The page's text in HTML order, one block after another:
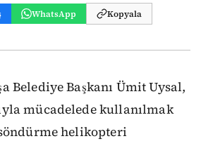
WhatsApp Kopyala
Belediye Başkanı Ümit Uysal,
mücadelede kullanılmak
helikopteri